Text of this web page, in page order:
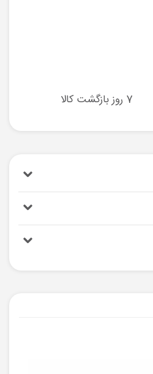
7 روز بازگشت کالا